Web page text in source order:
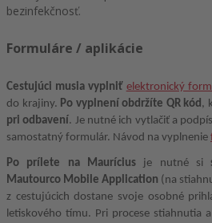
bezinfekčnosť.
Formuláre / aplikácie
Cestujúci musia vyplniť elektronický
do krajiny. Po vyplnení obdržíte QR kód,
pri odbavení. Je nutné ich vytlačiť a
samostatný formulár. Návod na vyplnenie
Po prílete na Maurícius je nutné si
Mautourco Mobile Application (na
z cestujúcich dostane svoje osobné
letiskového tímu. Pri procese stiahnutia